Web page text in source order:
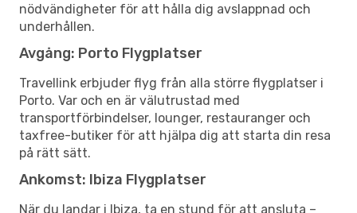
nödvändigheter för att hålla dig avslappnad och
underhållen.
Avgång: Porto Flygplatser
Travellink erbjuder flyg från alla större flygplatser i
Porto. Var och en är välutrustad med
transportförbindelser, lounger, restauranger och
taxfree-butiker för att hjälpa dig att starta din resa
på rätt sätt.
Ankomst: Ibiza Flygplatser
När du landar i Ibiza, ta en stund för att ansluta –